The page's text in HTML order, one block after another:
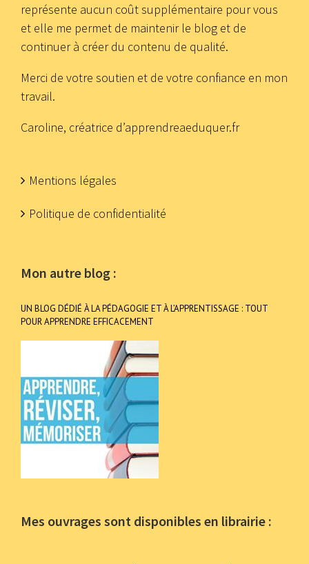
représente aucun coût supplémentaire pour vous
et elle me permet de maintenir le blog et de
continuer à créer du contenu de qualité.
Merci de votre soutien et de votre confiance en mon
travail.
Caroline, créatrice d’apprendreaeduquer.fr
Mentions légales
Politique de confidentialité
Mon autre blog :
UN BLOG DÉDIÉ À LA PÉDAGOGIE ET À L’APPRENTISSAGE : TOUT
POUR APPRENDRE EFFICACEMENT
Mes ouvrages sont disponibles en librairie :